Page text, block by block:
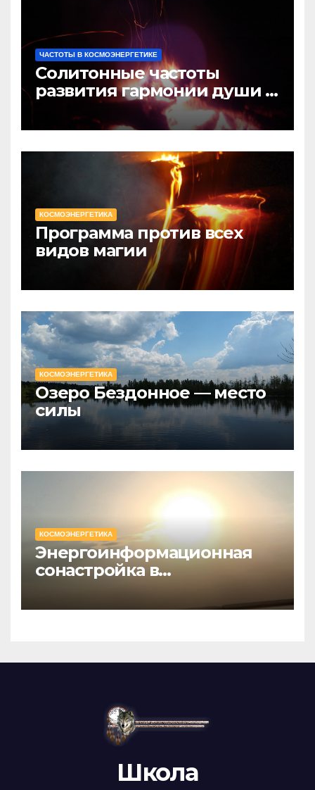
ЧАСТОТЫ В КОСМОЭНЕРГЕТИКЕ
Солитонные частоты
развития гармонии души и
сознания, личности
КОСМОЭНЕРГЕТИКА
Программа против всех
видов магии
КОСМОЭНЕРГЕТИКА
Озеро Бездонное — место
силы
КОСМОЭНЕРГЕТИКА
Энергоинформационная
сонастройка в
космоэнергетике с точки
зрения Информациологии
Школа